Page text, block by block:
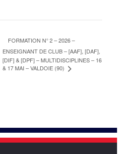
FORMATION N° 2 – 2026 –
ENSEIGNANT DE CLUB – [AAF], [DAF],
[DIF] & [DPF] – MULTIDISCIPLINES – 16
& 17 MAI – VALDOIE (90)